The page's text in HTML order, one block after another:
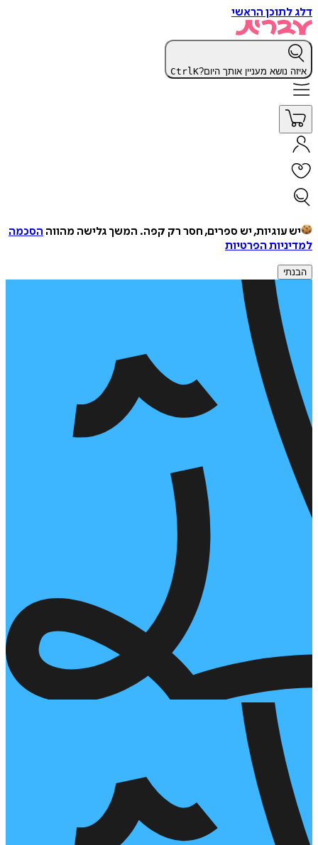
דלג לתוכן הראשי
איזה נושא מעניין אותך היום? CtrlK
יש עוגיות, יש ספרים, חסר רק קפה. המשך גלישה מהווה הסכמה
למדיניות הפרטיות
הבנתי